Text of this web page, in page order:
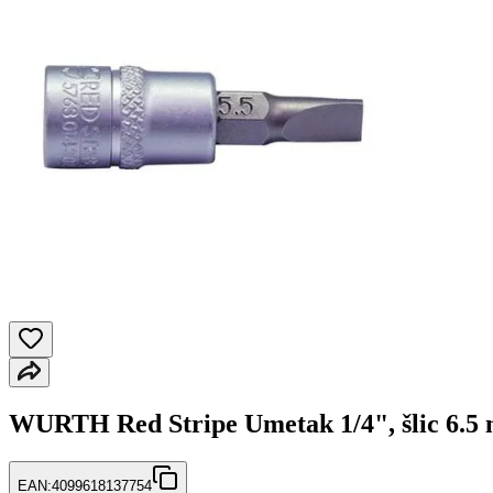
WURTH Red Stripe Umetak 1/4", šlic 6.5
EAN:4099618137754